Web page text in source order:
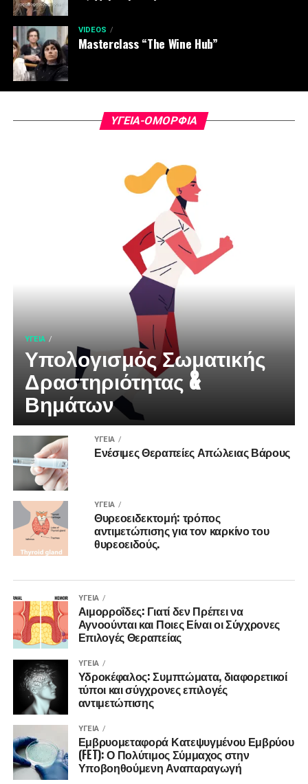
VIDEOS
Masterclass “The Wine Hub”
ΥΓΕΊΑ-ΟΜΟΡΦΙΆ
ΥΓΕΊΑ
Υπολογισμός Σωματικής
Δραστηριότητας &
Βημάτων
ΥΓΕΊΑ
Ενέσιμες Θεραπείες Απώλειας Βάρους
ΥΓΕΊΑ
Θυρεοειδεκτομή: τρόπος
αντιμετώπισης για τον καρκίνο του
θυρεοειδούς.
ΥΓΕΊΑ
Αιμορροΐδες: Γιατί δεν Πρέπει να
Αγνοούνται και Ποιες Είναι οι Σύγχρονες
Επιλογές Θεραπείας
ΥΓΕΊΑ
Υδροκέφαλος: Συμπτώματα, διαφορετικοί
τύποι και σύγχρονες επιλογές
αντιμετώπισης
ΥΓΕΊΑ
Εμβρυομεταφορά Κατεψυγμένου Εμβρύου
(FET): Ο Πολύτιμος Σύμμαχος στην
Υποβοηθούμενη Αναπαραγωγή